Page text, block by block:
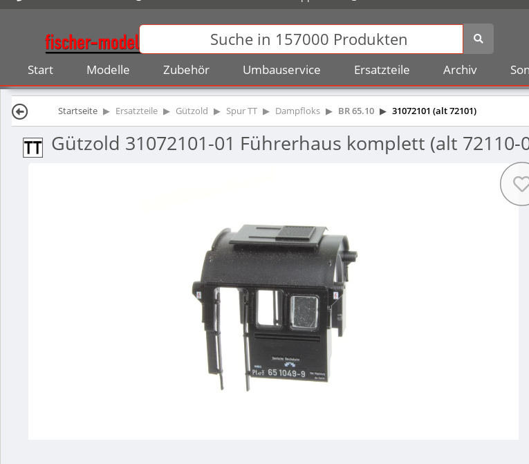
Start Modelle Zubehör Umbauservice Ersatzteile Archiv
Startseite Ersatzteile Gützold Spur TT Dampfloks BR 65.10 31072101 (alt 72101)
Gützold 31072101-01 Führerhaus komplett (alt 72110-